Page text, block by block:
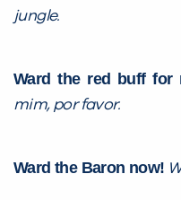
jungle.
Ward the red buff for
mim, por favor.
Ward the Baron now!